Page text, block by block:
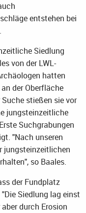
entstehen bei
Siedlung
von der LWL-
hatten
der Oberfläche
stießen sie vor
jungsteinzeitliche
Suchgrabungen
"Nach unseren
jungsteinzeitlichen
so Baales.
der Fundplatz
Siedlung lag einst
durch Erosion